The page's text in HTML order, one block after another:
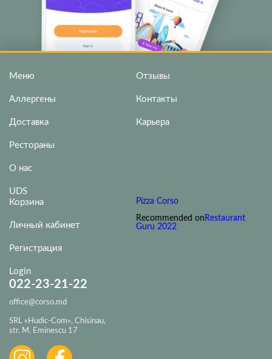
Меню
Аллергены
Доставка
Рестораны
О нас
UDS
Отзывы
Контакты
Карьера
Корзина
Личный кабинет
Регистрация
Login
Pizza Corso
Recommended on Restaurant
Guru 2022
022-23-21-22
office@corso.md
SRL «Hudic-Com», Chisinau,
str. M. Eminescu 17